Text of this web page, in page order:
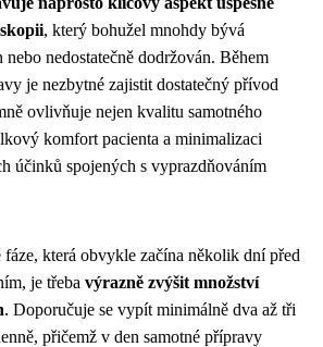
, který bohužel mnohdy bývá
nedostatečně dodržován. Během
je nezbytné zajistit dostatečný přívod
ovlivňuje nejen kvalitu samotného
komfort pacienta a minimalizaci
účinků spojených s vyprazdňováním
která obvykle začína několik dní před
je třeba výrazně zvýšit množství
. Doporučuje se vypít minimálně dva až tři
přičemž v den samotné přípravy